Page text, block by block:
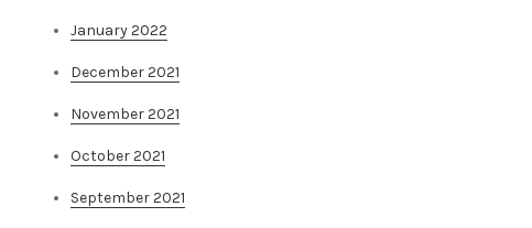
January 2022
December 2021
November 2021
October 2021
September 2021